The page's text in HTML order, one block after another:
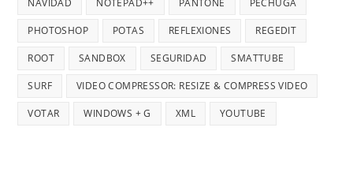
PHOTOSHOP POTAS REFLEXIONES REGEDIT
ROOT SANDBOX SEGURIDAD SMATTUBE
SURF VIDEO COMPRESSOR: RESIZE & COMPRESS VIDEO
VOTAR WINDOWS + G XML YOUTUBE